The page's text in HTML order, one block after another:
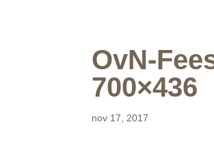
OvN-
700×436
nov 17, 2017